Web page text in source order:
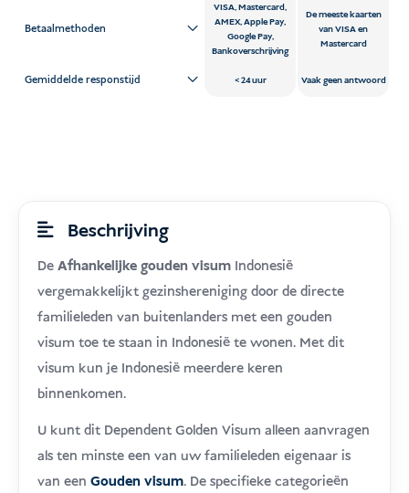
Betaalmethoden
VISA, Mastercard,
AMEX, Apple Pay,
Google Pay,
Bankoverschrijving
De meeste kaarten
van VISA en
Mastercard
Gemiddelde responstijd 24 uur Vaak geen antwoord
Beschrijving
DeAfhankelijke gouden visum Indonesië
vergemakkelijkt gezinshereniging door de directe
familieleden van buitenlanders met een gouden
visum toe te staan in Indonesië te wonen. Met dit
visum kun je Indonesië meerdere keren
binnenkomen.
U kunt dit Dependent Golden Visum alleen aanvragen
als ten minste een van uw familieleden eigenaar is
van eenGouden visum. De specifieke categorieën